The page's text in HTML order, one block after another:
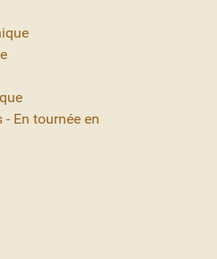
- En tournée en